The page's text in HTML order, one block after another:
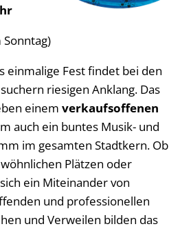
einmalige Fest findet bei den
riesigen Anklang. Das
einem verkaufsoffenen
auch ein buntes Musik- und
im gesamten Stadtkern. Ob
Plätzen oder
ein Miteinander von
und professionellen
und Verweilen bilden das